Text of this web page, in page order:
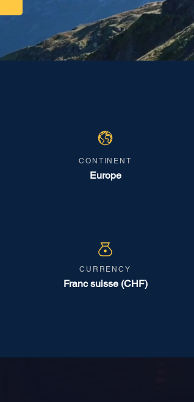
CONTINENT
Europe
CURRENCY
Franc suisse (CHF)